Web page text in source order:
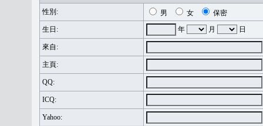
性別:
男 女
保密
生日:
年 月 日
來自:
主頁:
QQ:
ICQ:
Yahoo: